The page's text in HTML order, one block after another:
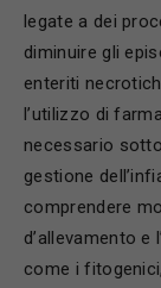
legate a dei
diminuire gli
enteriti
l’utilizzo di
necessario
gestione
comprendere
d’allevamento e
come i